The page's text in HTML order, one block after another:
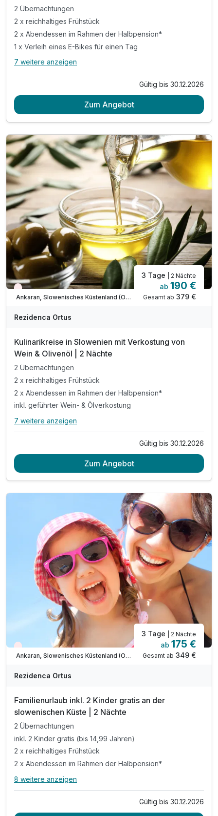
2 Übernachtungen
2 x reichhaltiges Frühstück
2 x Abendessen im Rahmen der Halbpension*
1 x Verleih eines E-Bikes für einen Tag
Alle Inklusivleistungen
2 x reichhaltiges Frühstück
1 x Eintritt in die Salzgrotte
1 x Eintritt in die Sauna für 3 Std (ab 15 jahren)
inkl. Radkarte & Infomaterial
inkl. Welcome Drink
inkl. Parkplatz & W-LAN Nutzung
Nutzung des Außenpools (ca. Mai-September)
* am Sonntag hat das Restaurant geschlossen
7 weitere anzeigen
Gültig bis 30.12.2026
Zum Angebot
Wieder frei ab September
Ankaran, Slowenisches Küstenland (Obalno-kraska)
3 Tage | 2 Nächte
ab 190 €
Gesamt ab 379 €
Rezidenca Ortus
Kulinarikreise in Slowenien mit Verkostung von
Wein & Olivenöl | 2 Nächte
2 Übernachtungen
2 x reichhaltiges Frühstück
2 x Abendessen im Rahmen der Halbpension*
inkl. geführter Wein- & Ölverkostung
Alle Inklusivleistungen
2 x reichhaltiges Frühstück
inkl. Weingutbesichtigung Bordon oder Santomas**
1x Halo-Therapie in der Salzgrotte
1 x Eintritt in die Sauna für 3 Std (ab 15 Jahren)
inkl. Entspannung auf dem Barfuß-Kneipp-Pfad
inkl. Parkplatz & W-LAN Nutzung
Nutzung des Außenpools (ca. Mai-September)
* am Sonntag hat das Restaurant geschlossen
7 weitere anzeigen
Gültig bis 30.12.2026
Zum Angebot
Wieder frei ab September
Ankaran, Slowenisches Küstenland (Obalno-kraska)
3 Tage | 2 Nächte
ab 175 €
Gesamt ab 349 €
Rezidenca Ortus
Familienurlaub inkl. 2 Kinder gratis an der
slowenischen Küste | 2 Nächte
2 Übernachtungen
inkl. 2 Kinder gratis (bis 14,99 Jahren)
2 x reichhaltiges Frühstück
2 x Abendessen im Rahmen der Halbpension*
Alle Inklusivleistungen
8 weitere anzeigen
Gültig bis 30.12.2026